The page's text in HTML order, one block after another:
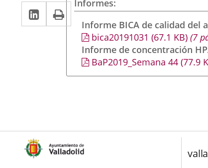
una
aplicación
externa.
una
aplicación
externa.
Linkedin
Enlace
a
aplicación
externa.
Print
Informes
Informe BICA de calidad del
bica20191031 (67.1 KB)(7
Informe de concentración
BaP2019_Semana 44(77.9